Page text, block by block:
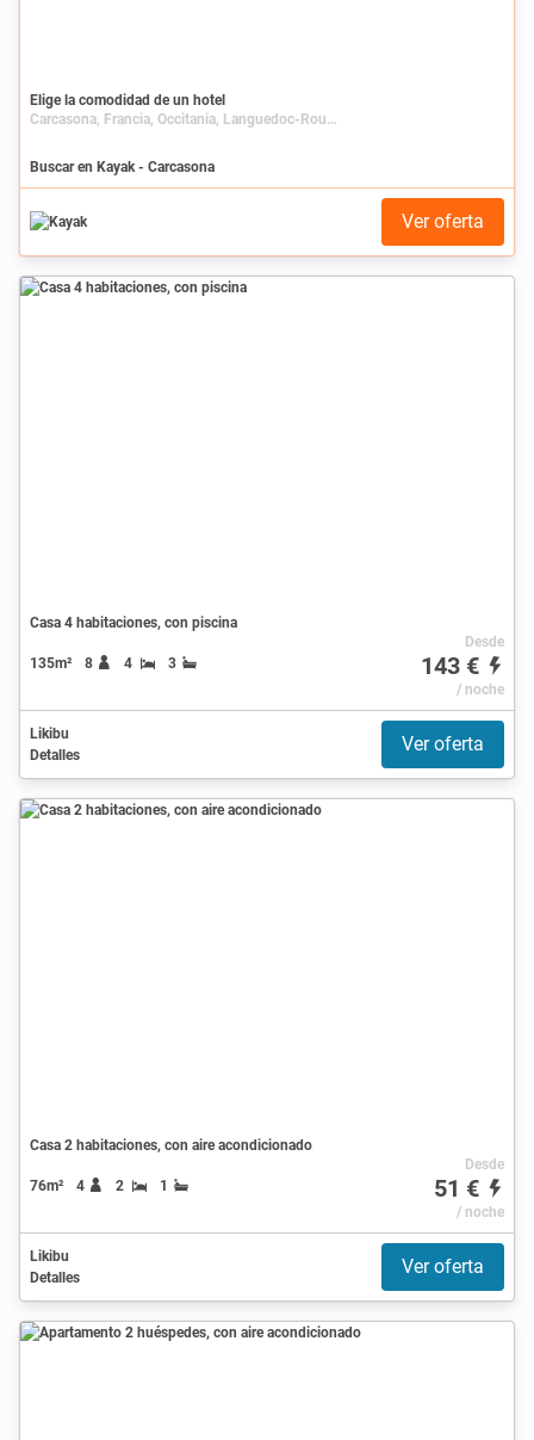
Elige la comodidad de un hotel
Carcasona, Francia, Occitania, Languedoc-Roussillon, Aude
Buscar en Kayak - Carcasona
Ver oferta
Casa 4 habitaciones, con piscina
135m² 8 4 3
Desde
143 €
/ noche
Likibu
Detalles
Ver oferta
Casa 2 habitaciones, con aire acondicionado
76m² 4 2 1
Desde
51 €
/ noche
Likibu
Detalles
Ver oferta